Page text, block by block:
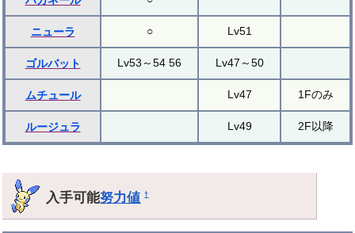
ニューラ ○ Lv51
ゴルバット Lv53～54 56 Lv47～50
ムチュール Lv47 1Fのみ
ルージュラ Lv49 2F以降
入手可能努力値 †